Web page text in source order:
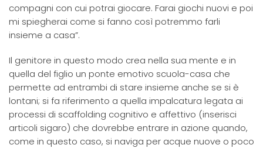
compagni con cui potrai giocare. Farai giochi nuovi e poi
mi spiegherai come si fanno così potremmo farli
insieme a casa”.
Il genitore in questo modo crea nella sua mente e in
quella del figlio un ponte emotivo scuola-casa che
permette ad entrambi di stare insieme anche se si è
lontani; si fa riferimento a quella impalcatura legata ai
processi di scaffolding cognitivo e affettivo (inserisci
articoli sigaro) che dovrebbe entrare in azione quando,
come in questo caso, si naviga per acque nuove o poco